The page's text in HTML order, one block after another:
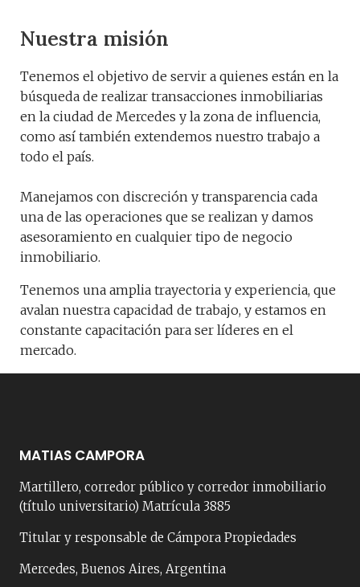
Nuestra misión
Tenemos el objetivo de servir a quienes están en la
búsqueda de realizar transacciones inmobiliarias
en la ciudad de Mercedes y la zona de influencia,
como así también extendemos nuestro trabajo a
todo el país.
Manejamos con discreción y transparencia cada
una de las operaciones que se realizan y damos
asesoramiento en cualquier tipo de negocio
inmobiliario.
Tenemos una amplia trayectoria y experiencia, que
avalan nuestra capacidad de trabajo, y estamos en
constante capacitación para ser líderes en el
mercado.
MATIAS CAMPORA
Martillero, corredor público y corredor inmobiliario
(título universitario) Matrícula 3885
Titular y responsable de Cámpora Propiedades
Mercedes, Buenos Aires, Argentina